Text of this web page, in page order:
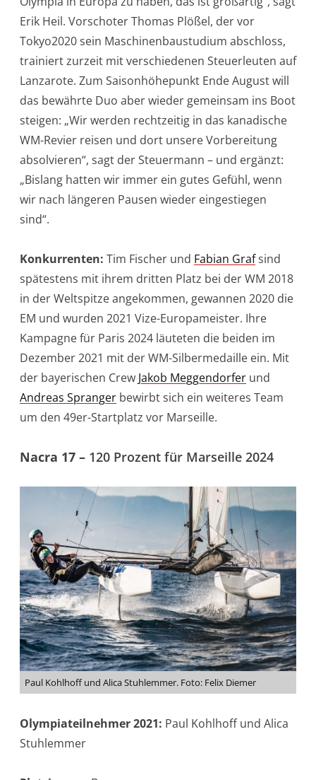
Erik Heil. Vorschoter Thomas Plößel, der vor
Tokyo2020 sein Maschinenbaustudium abschloss,
trainiert zurzeit mit verschiedenen Steuerleuten auf
Lanzarote. Zum Saisonhöhepunkt Ende August will
das bewährte Duo aber wieder gemeinsam ins Boot
steigen: „Wir werden rechtzeitig in das kanadische
WM-Revier reisen und dort unsere Vorbereitung
absolvieren“, sagt der Steuermann – und ergänzt:
„Bislang hatten wir immer ein gutes Gefühl, wenn
wir nach längeren Pausen wieder eingestiegen
sind“.
Konkurrenten: Tim Fischer und Fabian Grafsind
spätestens mit ihrem dritten Platz bei der WM 2018
in der Weltspitze angekommen, gewannen 2020 die
EM und wurden 2021 Vize-Europameister. Ihre
Kampagne für Paris 2024 läuteten die beiden im
Dezember 2021 mit der WM-Silbermedaille ein. Mit
der bayerischen Crew Jakob Meggendorfer und
Andreas Spranger bewirbt sich ein weiteres Team
um den 49er-Startplatz vor Marseille.
Nacra 17 – 120 Prozent für Marseille 2024
Paul Kohlhoff und Alica Stuhlemmer. Foto: Felix Diemer
Olympiateilnehmer 2021: Paul Kohlhoff und Alica
Stuhlemmer